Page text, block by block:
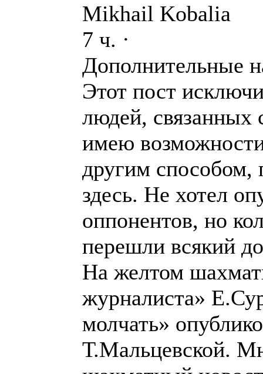
Mikhail Kobalia
7 ч. ·
Дополнительные
Этот пост
людей,
имею
другим способом,
здесь. Не хотел
оппонентов, но
перешли всякий
На желтом
журналиста»
молчать»
Т.Мальцевской.